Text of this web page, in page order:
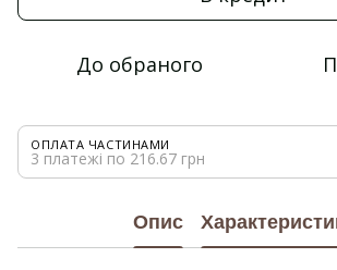
До обраного
ОПЛАТА ЧАСТИНАМИ
3 платежі по 216.67 грн
Опис